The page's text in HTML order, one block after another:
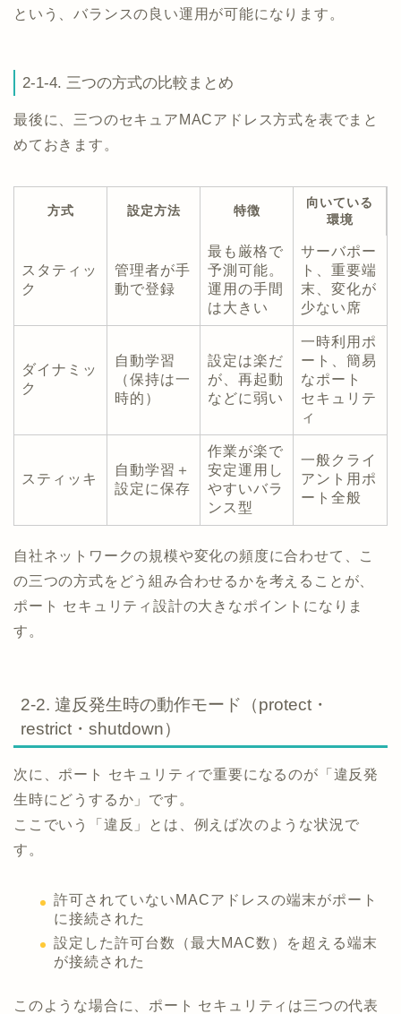
という、バランスの良い運用が可能になります。
2-1-4. 三つの方式の比較まとめ
最後に、三つのセキュアMACアドレス方式を表でまと
めておきます。
方式 設定方法 特徴
向いている
環境
スタティッ
ク
管理者が手
動で登録
最も厳格で
予測可能。
運用の手間
は大きい
サーバポー
ト、重要端
末、変化が
少ない席
ダイナミッ
ク
自動学習
（保持は一
時的）
設定は楽だ
が、再起動
などに弱い
一時利用ポ
ート、簡易
なポート
セキュリテ
ィ
スティッキ
自動学習＋
設定に保存
作業が楽で
安定運用し
やすいバラ
ンス型
一般クライ
アント用ポ
ート全般
自社ネットワークの規模や変化の頻度に合わせて、こ
の三つの方式をどう組み合わせるかを考えることが、
ポート セキュリティ設計の大きなポイントになりま
す。
2-2. 違反発生時の動作モード（protect・
restrict・shutdown）
次に、ポート セキュリティで重要になるのが「違反発
生時にどうするか」です。
ここでいう「違反」とは、例えば次のような状況で
す。
許可されていないMACアドレスの端末がポート
に接続された
設定した許可台数（最大MAC数）を超える端末
が接続された
このような場合に、ポート セキュリティは三つの代表